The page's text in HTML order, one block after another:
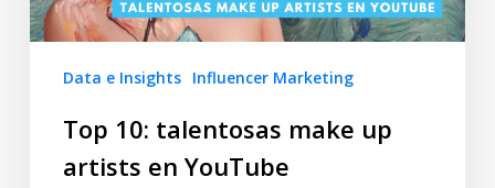
Data e Insights Influencer Marketing
Top 10: talentosas make up
artists en YouTube